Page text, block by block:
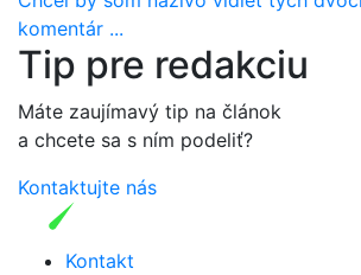
komentár ...
Tip pre redakciu
Máte zaujímavý tip na článok
a chcete sa s ním podeliť?
Kontaktujte nás
Kontakt